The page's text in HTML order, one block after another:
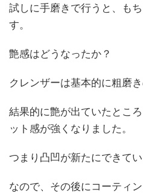
試しに手磨きで行うと、も
す。
艶感はどうなったか？
クレンザーは基本的に粗磨き
結果的に艶が出ていたとこ
ット感が強くなりました。
つまり凸凹が新たにできて
なので、その後にコーティ